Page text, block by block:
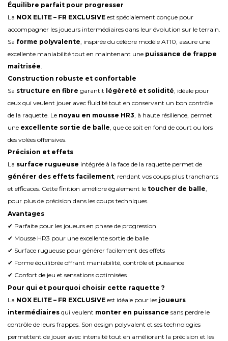
Équilibre parfait pour progresser
La NOX ELITE – FR EXCLUSIVE est spécialement conçue pour
accompagner les joueurs intermédiaires dans leur évolution sur le terrain.
Sa forme polyvalente, inspirée du célèbre modèle AT10, assure une
excellente maniabilité tout en maintenant une puissance de frappe
maîtrisée.
Construction robuste et confortable
Sa structure en fibre garantit légèreté et solidité, idéale pour
ceux qui veulent jouer avec fluidité tout en conservant un bon contrôle
de la raquette. Le noyau en mousse HR3, à haute résilience, permet
une excellente sortie de balle, que ce soit en fond de court ou lors
des volées offensives.
Précision et effets
La surface rugueuse intégrée à la face de la raquette permet de
générer des effets facilement, rendant vos coups plus tranchants
et efficaces. Cette finition améliore également le toucher de balle,
pour plus de précision dans les coups techniques.
Avantages
✔ Parfaite pour les joueurs en phase de progression
✔ Mousse HR3 pour une excellente sortie de balle
✔ Surface rugueuse pour générer facilement des effets
✔ Forme équilibrée offrant maniabilité, contrôle et puissance
✔ Confort de jeu et sensations optimisées
Pour qui et pourquoi choisir cette raquette ?
La NOX ELITE – FR EXCLUSIVE est idéale pour les joueurs
intermédiaires qui veulent monter en puissance sans perdre le
contrôle de leurs frappes. Son design polyvalent et ses technologies
permettent de jouer avec intensité tout en améliorant la précision et les